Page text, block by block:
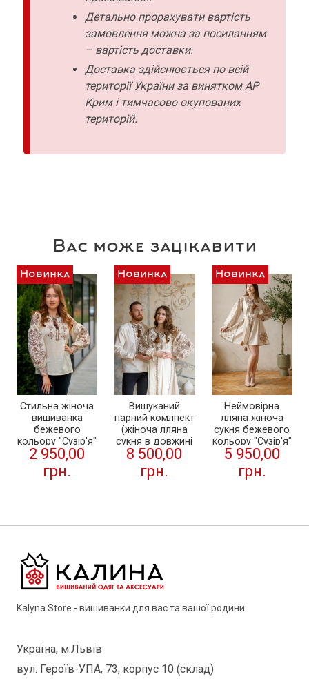
Детально прорахувати вартість
замовлення можна за посиланням
– вартість доставки.
Доставка здійснюється по всій
території України за винятком АР
Крим і тимчасово окупованих
територій.
Вас може зацікавити
Новинка
Стильна жіноча
вишиванка
бежевого
кольору "Сузір'я"
2 950,00
грн.
Новинка
Вишуканий
парний комлпект
(жіноча лляна
сукня в довжині
міді та чоловіча
вишиванка)
"Сузір'я" від ТМ
8 500,00
грн.
Новинка
Неймовірна
лляна жіноча
сукня бежевого
кольору "Сузір'я"
від ТМ КАЛИНА
5 950,00
грн.
Kalyna Store - вишиванки для вас та вашої родини
Україна, м.Львів
вул. Героїв-УПА, 73, корпус 10 (склад)